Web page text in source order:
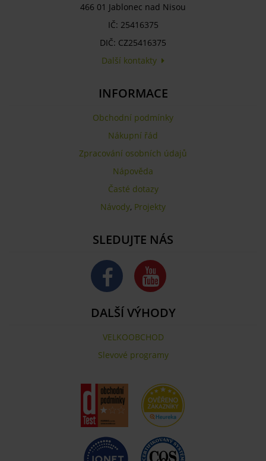
466 01 Jablonec nad Nisou
IČ: 25416375
DIČ: CZ25416375
Další kontakty
INFORMACE
Obchodní podmínky
Nákupní řád
Zpracování osobních údajů
Nápověda
Časté dotazy
Návody, Projekty
SLEDUJTE NÁS
DALŠÍ VÝHODY
VELKOOBCHOD
Slevové programy